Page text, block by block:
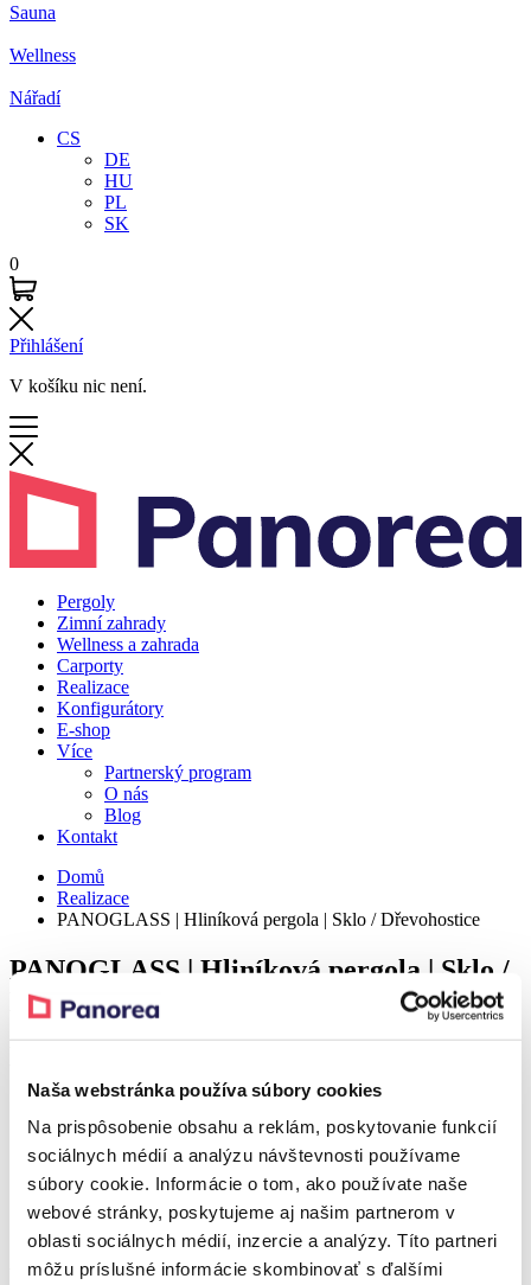
Naša webstránka používa súbory cookies
Na prispôsobenie obsahu a reklám, poskytovanie funkcií
sociálnych médií a analýzu návštevnosti používame
súbory cookie. Informácie o tom, ako používate naše
webové stránky, poskytujeme aj našim partnerom v
oblasti sociálnych médií, inzercie a analýzy. Títo partneri
môžu príslušné informácie skombinovať s ďalšími
Sauna
Wellness
Nářadí
CS
DE
HU
PL
SK
0
Přihlášení
V košíku nic není.
Pergoly
Zimní zahrady
Wellness a zahrada
Carporty
Realizace
Konfigurátory
E-shop
Více
Partnerský program
O nás
Blog
Kontakt
Domů
Realizace
PANOGLASS | Hliníková pergola | Sklo / Dřevohostice
PANOGLASS | Hliníková pergola | Sklo /
Dřevohostice
Produkt z realizace